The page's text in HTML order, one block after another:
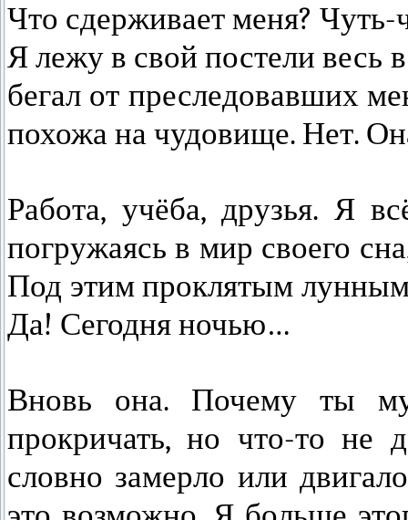
Что сдерживает меня? Чуть-
Я лежу в свой постели весь
бегал от преследовавших
похожа на чудовище. Нет.
Работа, учёба, друзья. Я
погружаясь в мир своего
Под этим проклятым лунным
Да! Сегодня ночью…
Вновь она. Почему ты
прокричать, но что-то не
словно замерло или